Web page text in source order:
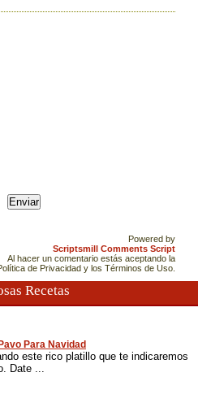
Powered by
Scriptsmill Comments Script
Al hacer un comentario estás aceptando la
de Privacidad y los Términos de Uso.
Recetas
Para Navidad
este rico platillo que te indicaremos
Date ...